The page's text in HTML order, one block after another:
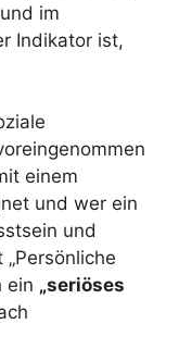
im
Indikator ist,
einem
und wer ein
und
ein „seriöses